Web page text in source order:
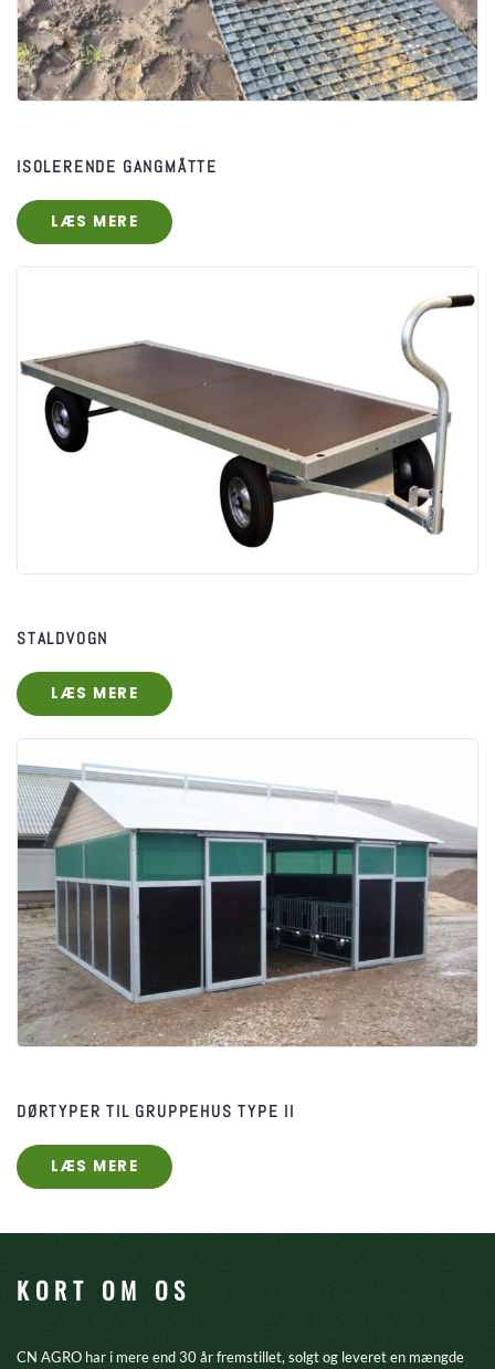
ISOLERENDE GANGMÅTTE
LÆS MERE
STALDVOGN
LÆS MERE
DØRTYPER TIL GRUPPEHUS TYPE II
LÆS MERE
KORT OM OS
CN AGRO har i mere end 30 år fremstillet, solgt og leveret en mængde